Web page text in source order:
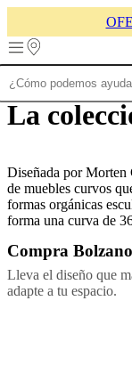
Skip to main
MueblesSofásSillas
de
mesasColecciones
de
sillasButacas
ColeccionesBeds
de
almacenamiento
de
accesoriosColección
La
Diseñada por Morten
de muebles curvos
formas orgánicas
forma una curva de
Compra Bolzano
Lleva el diseño que
adapte a tu espacio.